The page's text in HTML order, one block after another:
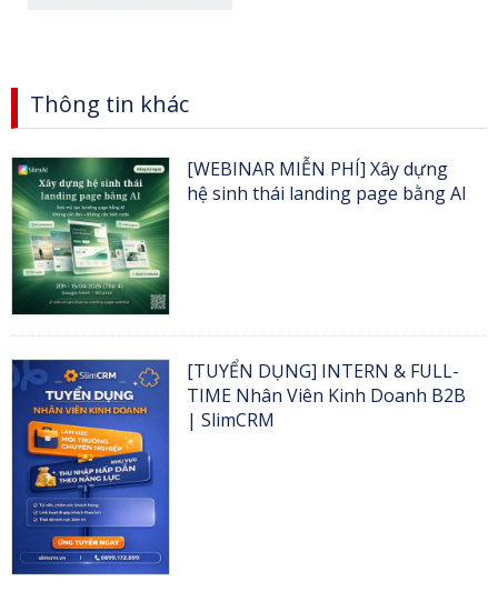
Thông tin khác
[WEBINAR MIỄN PHÍ] Xây dựng
hệ sinh thái landing page bằng AI
[TUYỂN DỤNG] INTERN & FULL-
TIME Nhân Viên Kinh Doanh B2B
| SlimCRM